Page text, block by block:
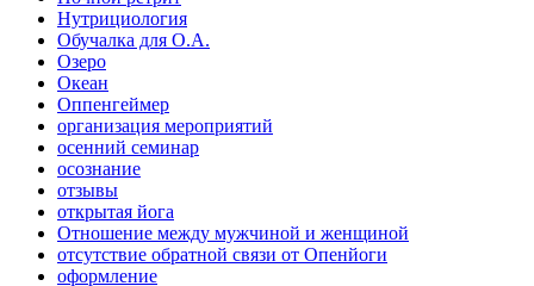
Нутрициология
Обучалка для О.А.
Озеро
Океан
Оппенгеймер
организация мероприятий
осенний семинар
осознание
отзывы
открытая йога
Отношение между мужчиной и женщиной
отсутствие обратной связи от Опенйоги
оформление